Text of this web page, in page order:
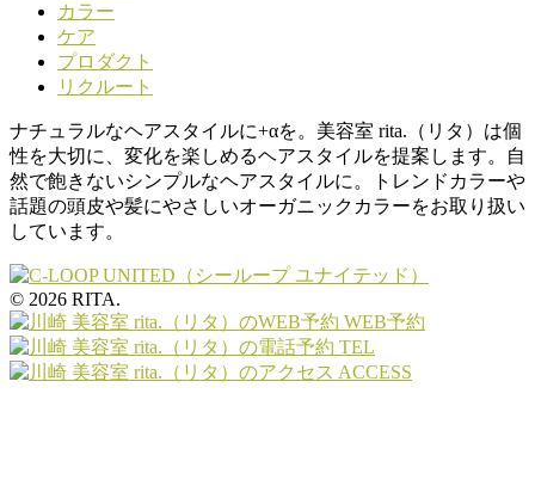
カラー
ケア
プロダクト
リクルート
ナチュラルなヘアスタイルに+αを。美容室 rita.（リタ）は個
性を大切に、変化を楽しめるヘアスタイルを提案します。自
然で飽きないシンプルなヘアスタイルに。トレンドカラーや
話題の頭皮や髪にやさしいオーガニックカラーをお取り扱い
しています。
© 2026 RITA.
WEB予約
TEL
ACCESS